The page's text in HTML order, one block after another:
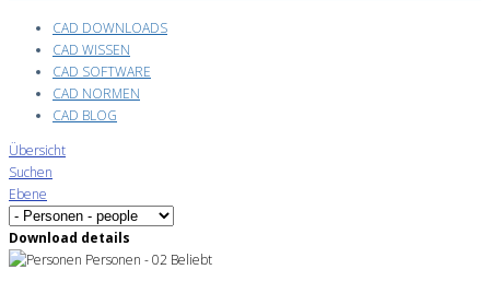
CAD DOWNLOADS
CAD WISSEN
CAD SOFTWARE
CAD NORMEN
CAD BLOG
Übersicht
Suchen
Ebene
Download details
Personen - 02 Beliebt